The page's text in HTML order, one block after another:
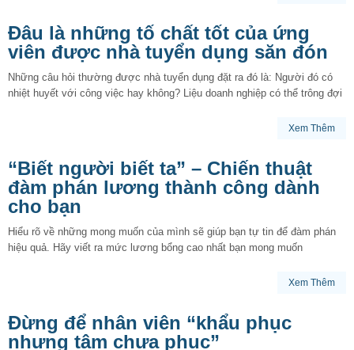
Đâu là những tố chất tốt của ứng
viên được nhà tuyển dụng săn đón
Những câu hỏi thường được nhà tuyển dụng đặt ra đó là: Người đó có
nhiệt huyết với công việc hay không? Liệu doanh nghiệp có thể trông đợi
Xem Thêm
“Biết người biết ta” – Chiến thuật
đàm phán lương thành công dành
cho bạn
Hiểu rõ về những mong muốn của mình sẽ giúp bạn tự tin để đàm phán
hiệu quả. Hãy viết ra mức lương bổng cao nhất bạn mong muốn
Xem Thêm
Đừng để nhân viên “khẩu phục
nhưng tâm chưa phục”